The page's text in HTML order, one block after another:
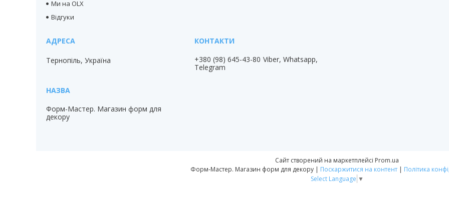
Ми на OLX
Відгуки
Тернопіль, Україна
Форм-Мастер. Магазин форм для
декору
+380 (98) 645-43-80 Viber, Whatsapp,
Telegram
Сайт створений на маркетплейсі Prom.ua
Форм-Мастер. Магазин форм для декору | Поскаржитися на контент | Політика
Select Language ▼